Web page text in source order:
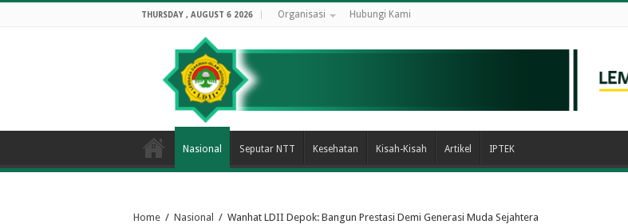
THURSDAY , AUGUST 6 2026 Organisasi Hubungi Kami
Nasional Seputar NTT Kesehatan Kisah-Kisah Artikel IPTEK
Home / Nasional / Wanhat LDII Depok: Bangun Prestasi Demi Generasi Muda Sejahtera